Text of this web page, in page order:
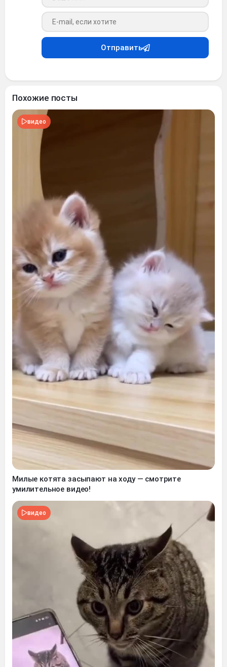
Ваш e-mail
Отправить
Похожие посты
видео
Милые котята засыпают на ходу — смотрите
умилительное видео!
видео